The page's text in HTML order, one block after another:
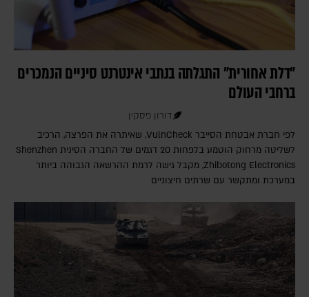
"דלת אחורית" התגלתה בנתבי אינטרנט סיניים הנמכרים
ברחבי העולם
דורון פסקין
לפי חברת אבטחת הסייבר VulnCheck‎, שאיתרה את הפרצה, הרכיב
לשליטה מרחוק הוטמע בלפחות 20 דגמים של החברה הסינית Shenzhen
Zhibotong Electronics‎, מקבל גישה לרמת ההרשאה הגבוהה ביותר
במערכת ומתקשר עם שרתים חיצוניים